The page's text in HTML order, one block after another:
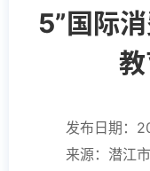
5”国际
发布日期：
来源：潜江